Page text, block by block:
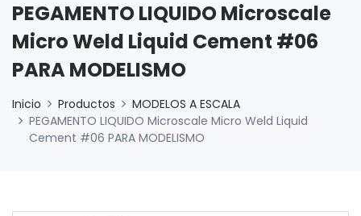
PEGAMENTO LIQUIDO Microscale
Micro Weld Liquid Cement #06
PARA MODELISMO
Inicio Productos
MODELOS A ESCALA
PEGAMENTO LIQUIDO Microscale Micro Weld Liquid
Cement #06 PARA MODELISMO